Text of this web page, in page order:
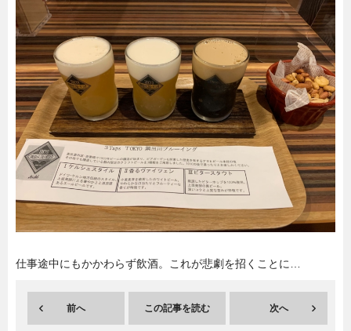
企業インタビュー 専門家インタビュー
副業 ニュース
グルメ スキル
暮らし エンタメ
連載一覧
仕事途中にもかかわらず飲酒。これが悲劇を招くことに…
前へ この記事を読む 次へ